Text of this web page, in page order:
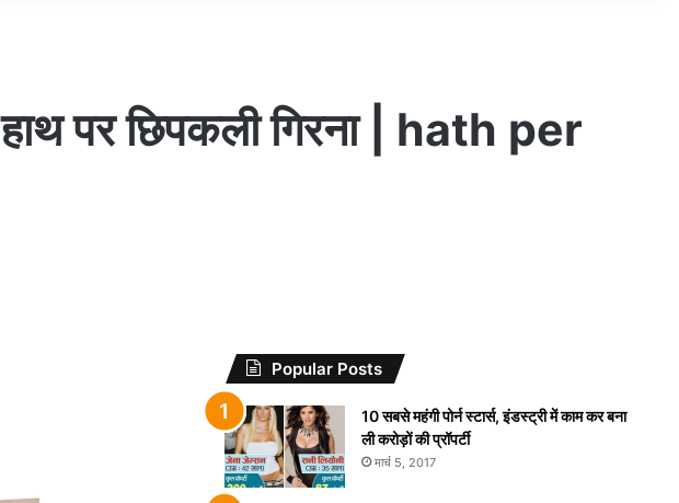
हाथ पर छिपकली गिरना | hath per
Popular Posts
10 सबसे महंगी पोर्न स्टार्स, इंडस्ट्री में काम कर बना
ली करोड़ों की प्रॉपर्टी
मार्च 5, 2017